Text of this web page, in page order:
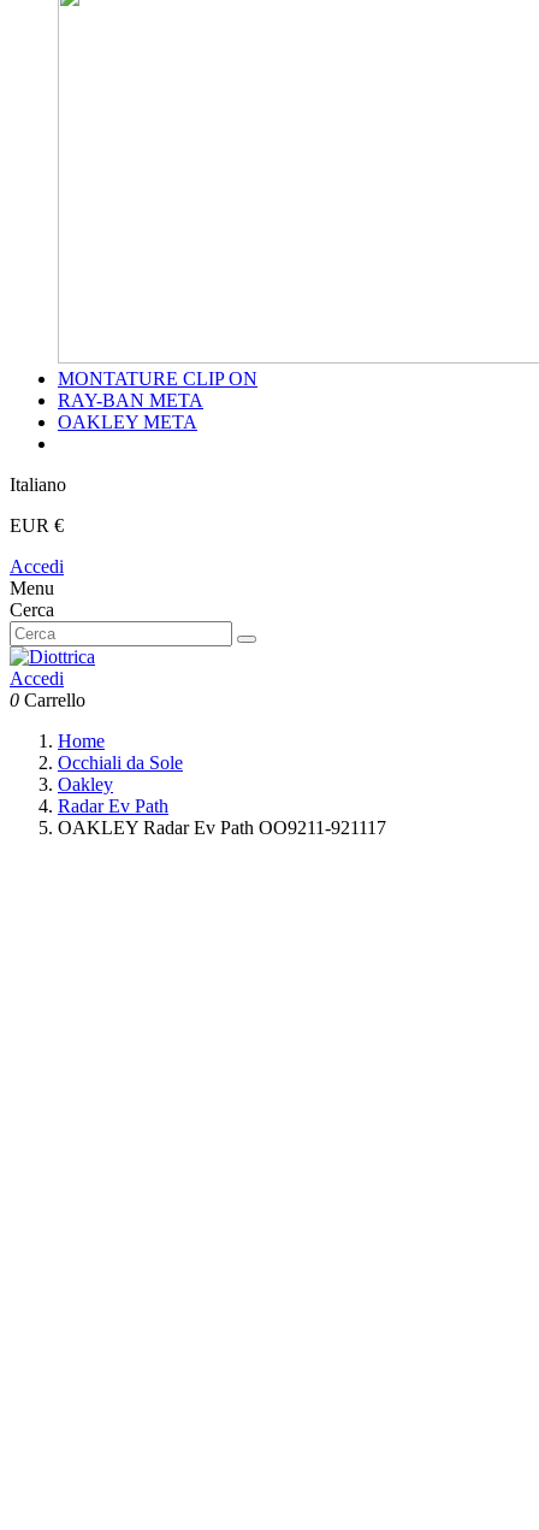
MONTATURE CLIP ON
RAY-BAN META
OAKLEY META
Italiano
EUR €
Accedi
Menu
Cerca
Accedi
0 Carrello
Home
Occhiali da Sole
Oakley
Radar Ev Path
OAKLEY Radar Ev Path OO9211-921117